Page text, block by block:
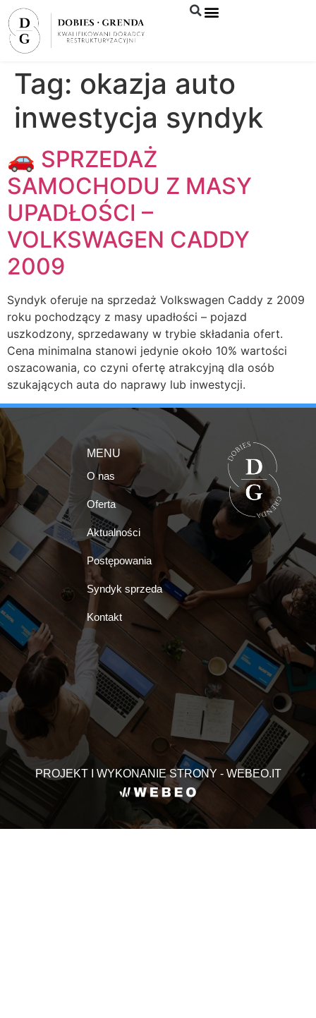
Tag: okazja auto
inwestycja syndyk
🚗 SPRZEDAŻ
SAMOCHODU Z MASY
UPADŁOŚCI –
VOLKSWAGEN CADDY
2009
Syndyk oferuje na sprzedaż Volkswagen Caddy z 2009
roku pochodzący z masy upadłości – pojazd
uszkodzony, sprzedawany w trybie składania ofert.
Cena minimalna stanowi jedynie około 10% wartości
oszacowania, co czyni ofertę atrakcyjną dla osób
szukających auta do naprawy lub inwestycji.
MENU
O nas
Oferta
Aktualności
Postępowania
Syndyk sprzeda
Kontakt
PROJEKT I WYKONANIE STRONY - WEBEO.IT